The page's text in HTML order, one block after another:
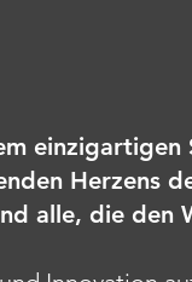
Herzens
alle, die den